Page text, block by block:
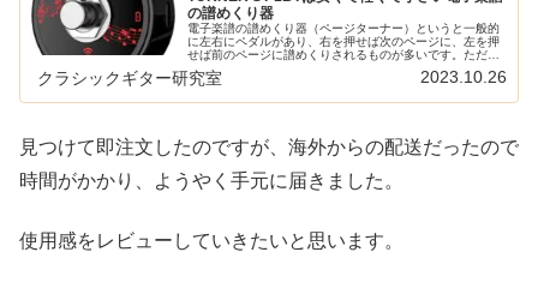
の譜めくり器
電子楽譜の譜めくり器（ページターナー）というと一般的
に左右にペダルがあり、右を押せば次のページに、左を押
せば前のページに譜めくりされるものが多いです。ただ、
2つのペダルが必要なだけに大きいのが難点。SKY
TURNER ST-1BTはペダル...
クラシックギター研究室 2023.10.26
見つけて即注文したのですが、海外からの配送だったので
時間がかかり、ようやく手元に届きました。
使用感をレビューしていきたいと思います。